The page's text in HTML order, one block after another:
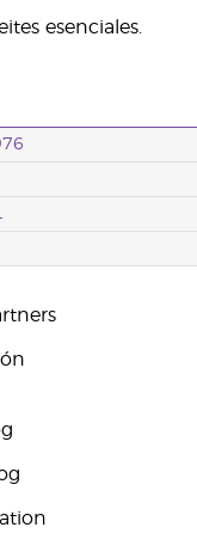
esenciales.